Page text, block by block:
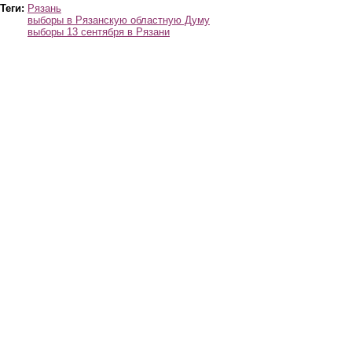
Теги: Рязань
выборы в Рязанскую областную Думу
выборы 13 сентября в Рязани